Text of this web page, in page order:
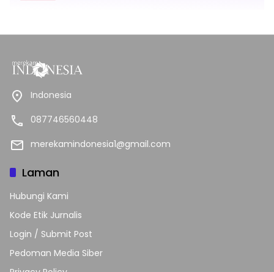
Indonesia
087746560448
merekamindonesia1@gmail.com
Laman
Hubungi Kami
Kode Etik Jurnalis
Login / Submit Post
Pedoman Media Siber